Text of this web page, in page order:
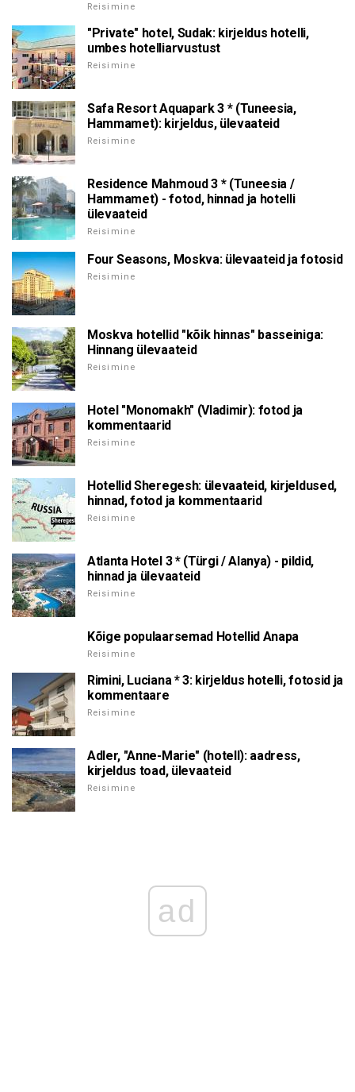
Reisimine
"Private" hotel, Sudak: kirjeldus hotelli,
umbes hotelliarvustust
Reisimine
Safa Resort Aquapark 3 * (Tuneesia,
Hammamet): kirjeldus, ülevaateid
Reisimine
Residence Mahmoud 3 * (Tuneesia /
Hammamet) - fotod, hinnad ja hotelli
ülevaateid
Reisimine
Four Seasons, Moskva: ülevaateid ja fotosid
Reisimine
Moskva hotellid "kõik hinnas" basseiniga:
Hinnang ülevaateid
Reisimine
Hotel "Monomakh" (Vladimir): fotod ja
kommentaarid
Reisimine
Hotellid Sheregesh: ülevaateid, kirjeldused,
hinnad, fotod ja kommentaarid
Reisimine
Atlanta Hotel 3 * (Türgi / Alanya) - pildid,
hinnad ja ülevaateid
Reisimine
Kõige populaarsemad Hotellid Anapa
Reisimine
Rimini, Luciana * 3: kirjeldus hotelli, fotosid ja
kommentaare
Reisimine
Adler, "Anne-Marie" (hotell): aadress,
kirjeldus toad, ülevaateid
Reisimine
ad